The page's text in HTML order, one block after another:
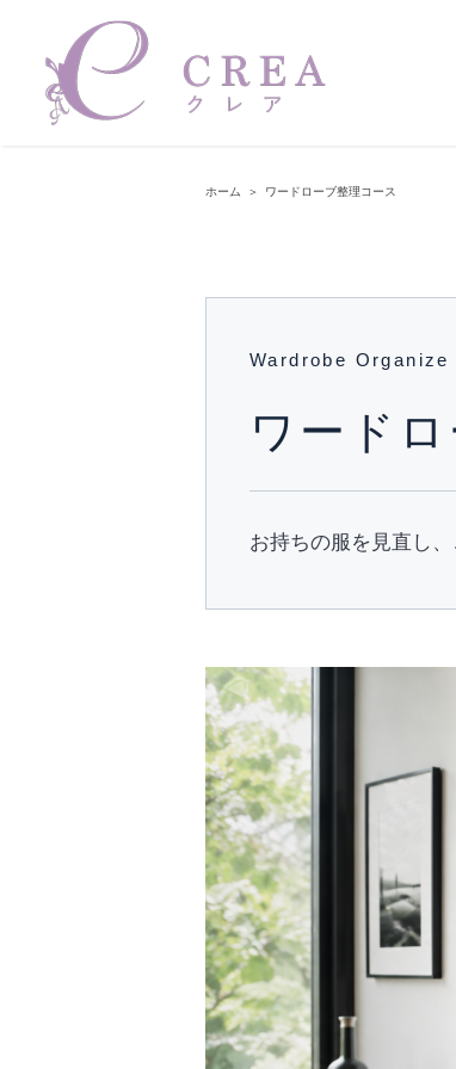
content
ホーム ＞ ワードローブ整理コース
Wardrobe Organize
ワード
お持ちの服を見直し